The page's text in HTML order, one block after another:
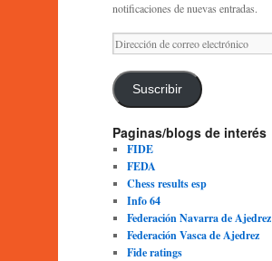
notificaciones de nuevas entradas.
Dirección
de
correo
electrónico
Suscribir
Paginas/blogs de interés
FIDE
FEDA
Chess results esp
Info 64
Federación Navarra de Ajedrez
Federación Vasca de Ajedrez
Fide ratings